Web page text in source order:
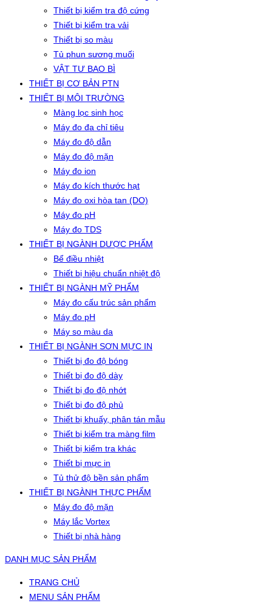
Thiết bị kiểm tra độ cứng
Thiết bị kiểm tra vải
Thiết bị so màu
Tủ phun sương muối
VẬT TƯ BAO BÌ
THIẾT BỊ CƠ BẢN PTN
THIẾT BỊ MÔI TRƯỜNG
Màng lọc sinh học
Máy đo đa chỉ tiêu
Máy đo độ dẫn
Máy đo độ mặn
Máy đo ion
Máy đo kích thước hạt
Máy đo oxi hòa tan (DO)
Máy đo pH
Máy đo TDS
THIẾT BỊ NGÀNH DƯỢC PHẨM
Bể điều nhiệt
Thiết bị hiệu chuẩn nhiệt độ
THIẾT BỊ NGÀNH MỸ PHẨM
Máy đo cấu trúc sản phẩm
Máy đo pH
Máy so màu da
THIẾT BỊ NGÀNH SƠN MỰC IN
Thiết bị đo độ bóng
Thiết bị đo độ dày
Thiết bị đo độ nhớt
Thiết bị đo độ phủ
Thiết bị khuấy, phân tán mẫu
Thiết bị kiểm tra màng film
Thiết bị kiểm tra khác
Thiết bị mực in
Tủ thử độ bền sản phẩm
THIẾT BỊ NGÀNH THỰC PHẨM
Máy đo độ mặn
Máy lắc Vortex
Thiết bị nhà hàng
DANH MỤC SẢN PHẨM
TRANG CHỦ
MENU SẢN PHẨM